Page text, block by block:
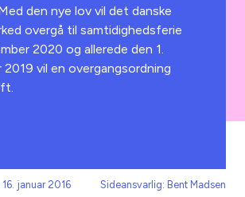
den nye lov vil det danske
overgå til samtidighedsferie
2020 og allerede den 1.
vil en overgangsordning
januar 2016 Sideansvarlig: Bent Madsen